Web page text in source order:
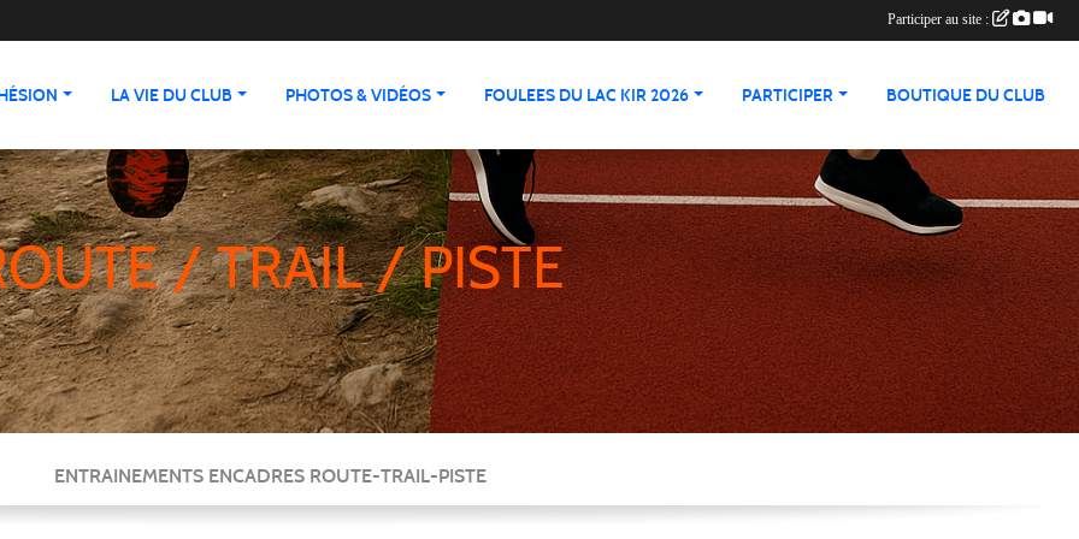
LA VIE DU CLUB PHOTOS & VIDÉOS FOULEES DU LAC KIR 2026 PARTICIPER BOUTIQUE DU CLUB
/ TRAIL / PISTE
ENTRAINEMENTS ENCADRES ROUTE-TRAIL-PISTE
Participer au site :